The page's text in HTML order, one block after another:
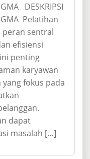
DESKRIPSI
Pelatihan
peran sentral
efisiensi
penting
karyawan
fokus pada
dapat
masalah […]